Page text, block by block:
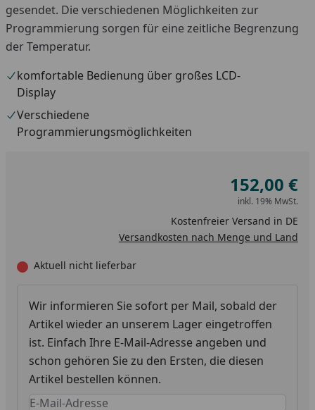
gesendet. Die verschiedenen Möglichkeiten zur
Programmierung sorgen für eine zeitliche Begrenzung
der Temperatur.
komfortable Bedienung über großes LCD-
Display
Verschiedene
Programmierungsmöglichkeiten
152,00 €
inkl. 19% MwSt.
Kostenfreier Versand in DE
Versandkosten nach Menge und Land
Aktuell nicht lieferbar
Wir informieren Sie sofort per Mail, sobald der
Artikel wieder an unserem Lager eingetroffen
ist. Einfach Ihre E-Mail-Adresse angeben und
schon gehören Sie zu den Ersten, die diesen
Artikel bestellen können.
Keine Eingabe erforderlich
Eingabe erforderlich